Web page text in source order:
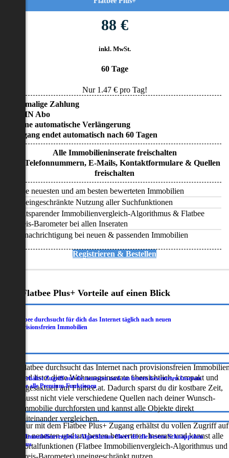
88 €
inkl. MwSt.
60 Tage
Nur 1.47€ pro Tag!
• Einmalige Zahlung
• KEIN Abo
• Keine automatische Verlängerung
• Zugang endet automatisch nach 60 Tagen
Alle Immobilieninserate freischalten
Alle Telefonnummern, E-Mails, Kontaktformulare & Quellen
freischalten
Alle neuesten und am besten bewerteten Immobilien
Uneingeschränkte Nutzung aller Suchfunktionen
Zeitsparender Immobilienvergleich-Algorithmus & Flatbee
Preis-Barometer bei allen Inseraten
Benachrichtigung bei neuen & passenden Immobilien
Registrieren & Bestellen
Flatbee Plus+ Vorteile auf einen Blick
Flatbee durchsucht für dich das Internet täglich nach neuen
provisionsfreien Immobilien
Flatbee durchsucht das Internet nach provisionsfreien
und listet diese Wohnungsinserate übersichtlich, kompakt und
tagesaktuell auf Flatbee.at. Dadurch sparst du dir kostbare Zeit,
musst nicht viele verschiedene Quellen nach deiner Wunsch-
Immobilie durchforsten und kannst alle Objekte direkt
miteinander vergleichen.
Du erhältst Zugriff auf die neuesten und am besten bewerteten Inserate
sowie alle Premium-Funktionen
Nur mit dem Flatbee Plus+ Zugang erhältst du vollen Zugriff auf
die neuesten und am besten bewerteten Inserate und kannst alle
Portalfunktionen (Flatbee Immobilienvergleich-Algorithmus und
Der Immobilienvergleich-Algorithmus filtert dir die besten Schnäppchen
heraus